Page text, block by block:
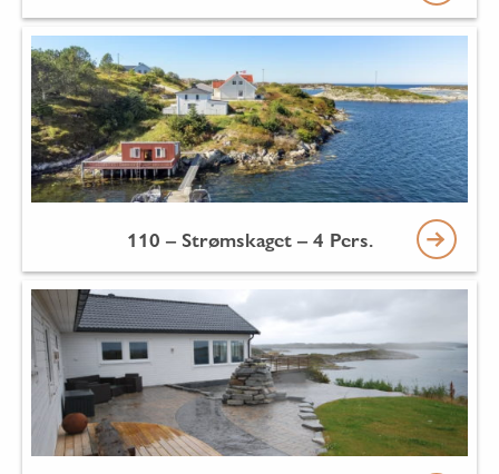
110 – Strømskaget – 4 Pers.